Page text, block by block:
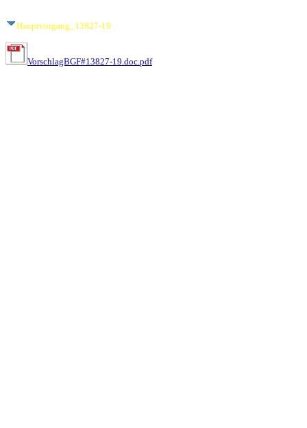
Hauptvorgang_13827-19
VorschlagBGF#13827-19.doc.pdf